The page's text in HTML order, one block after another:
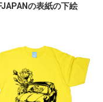
の表紙の下絵